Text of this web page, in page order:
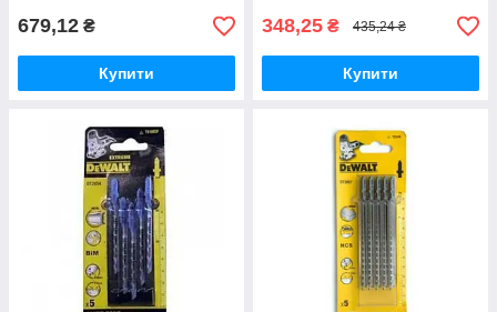
679,12 ₴
Купити
348,25 ₴ 435,24 ₴
Купити